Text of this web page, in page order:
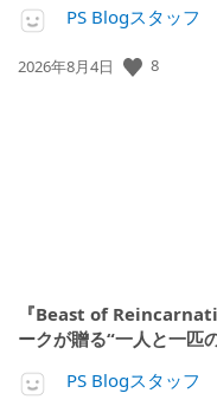
PS Blogスタッフ
公
2026年8月4日 8
『Beast of
ークが贈る“一人と一匹
PS Blogスタッフ